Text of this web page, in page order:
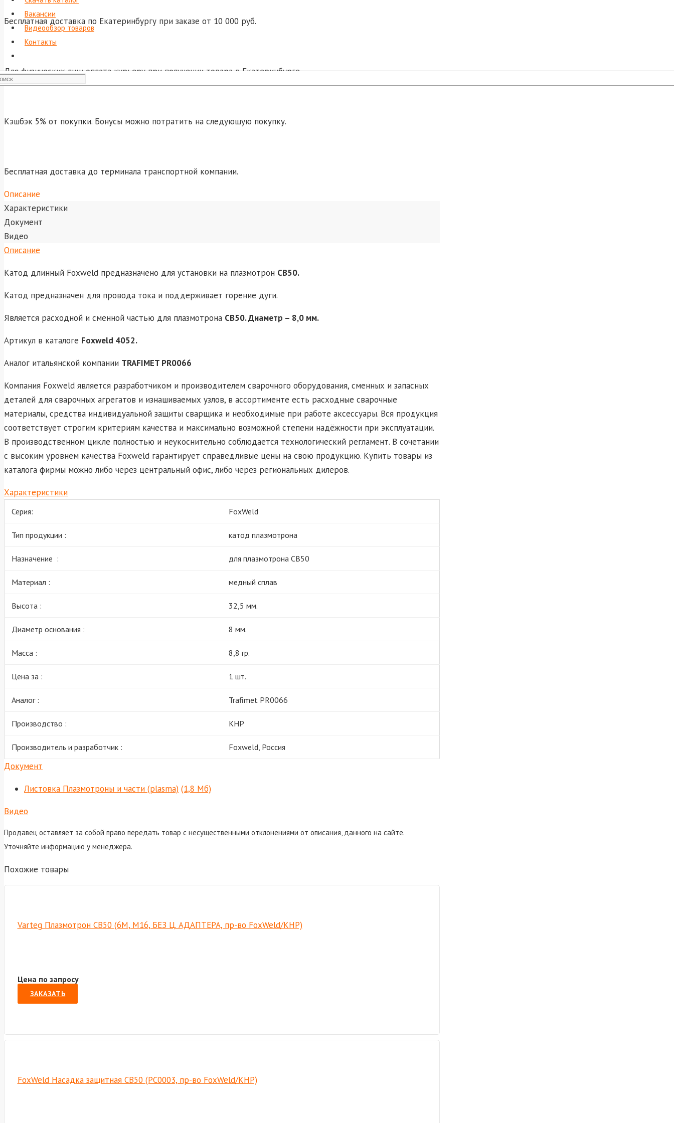
Вакансии
Видеообзор товаров
Контакты
Бесплатная доставка по Екатеринбургу при заказе от 10 000 руб.
Для физических лиц: оплата курьеру при получении товара в Екатеринбурге.
Кэшбэк 5% от покупки. Бонусы можно потратить на следующую покупку.
Бесплатная доставка до терминала транспортной компании.
Описание
Характеристики
Документ
Видео
Описание
Катод длинный Foxweld предназначено для установки на плазмотрон СВ50.
Катод предназначен для провода тока и поддерживает горение дуги.
Является расходной и сменной частью для плазмотрона СВ50. Диаметр – 8,0 мм.
Артикул в каталоге Foxweld 4052.
Аналог итальянской компании TRAFIMET PR0066
Компания Foxweld является разработчиком и производителем сварочного оборудования, сменных и запасных
деталей для сварочных агрегатов и изнашиваемых узлов, в ассортименте есть расходные сварочные
материалы, средства индивидуальной защиты сварщика и необходимые при работе аксессуары. Вся продукция
соответствует строгим критериям качества и максимально возможной степени надёжности при эксплуатации.
В производственном цикле полностью и неукоснительно соблюдается технологический регламент. В сочетании
с высоким уровнем качества Foxweld гарантирует справедливые цены на свою продукцию. Купить товары из
каталога фирмы можно либо через центральный офис, либо через региональных дилеров.
Характеристики
Серия: FoxWeld
Тип продукции : катод плазмотрона
Назначение : для плазмотрона СВ50
Материал : медный сплав
Высота : 32,5 мм.
Диаметр основания : 8 мм.
Масса : 8,8 гр.
Цена за : 1 шт.
Аналог : Trafimet PR0066
Производство : КНР
Производитель и разработчик : Foxweld, Россия
Документ
Листовка Плазмотроны и части (plasma) (1,8 Мб)
Видео
Продавец оставляет за собой право передать товар с несущественными отклонениями от описания, данного на сайте.
Уточняйте информацию у менеджера.
Похожие товары
Varteg Плазмотрон СВ50 (6М, М16, БЕЗ Ц. АДАПТЕРА, пр-во FoxWeld/КНР)
Цена по запросу
ЗАКАЗАТЬ
FoxWeld Насадка защитная СВ50 (PC0003, пр-во FoxWeld/КНР)